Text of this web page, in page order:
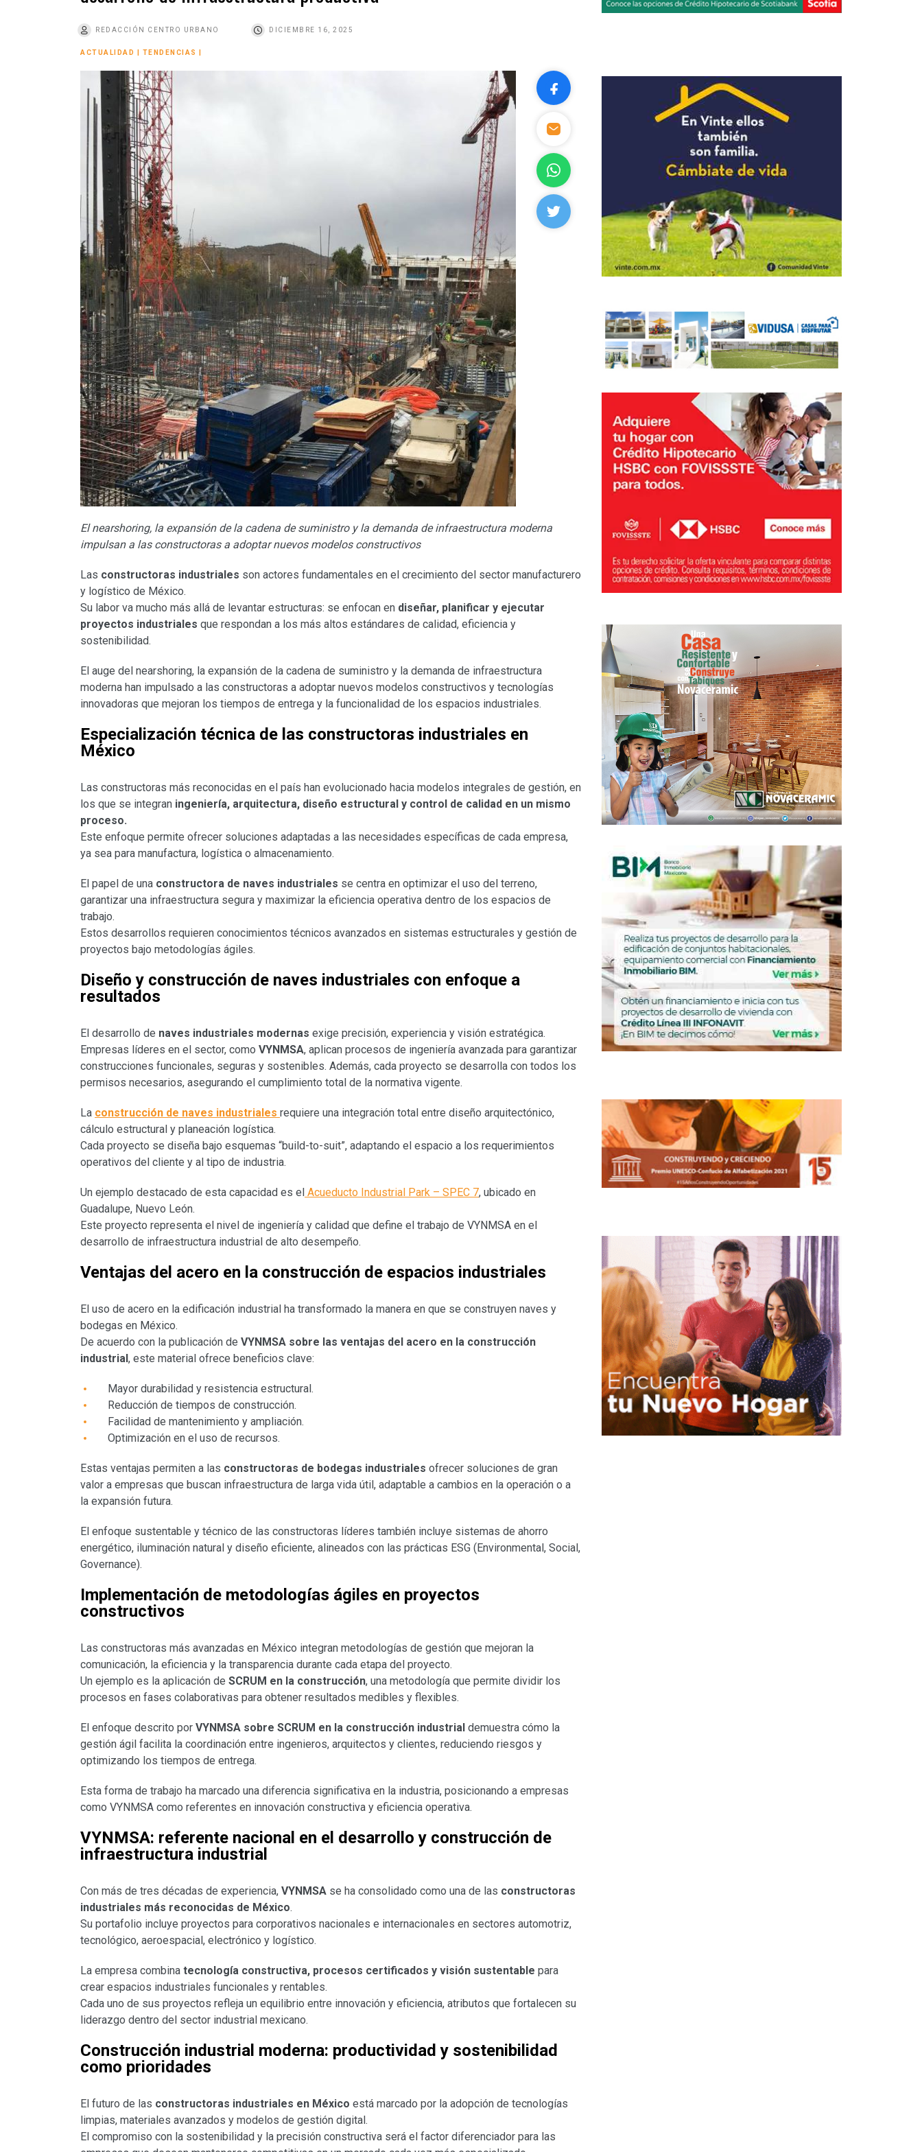
REDACCIÓN CENTRO URBANO DICIEMBRE 16, 2025
ACTUALIDAD TENDENCIAS
El nearshoring, la expansión de la cadena de suministro y la demanda de infraestructura moderna
impulsan a las constructoras a adoptar nuevos modelos constructivos
Las constructoras industriales son actores fundamentales en el crecimiento del sector manufacturero
y logístico de México.
Su labor va mucho más allá de levantar estructuras: se enfocan en diseñar, planificar y ejecutar
proyectos industriales que respondan a los más altos estándares de calidad, eficiencia y
sostenibilidad.
El auge del nearshoring, la expansión de la cadena de suministro y la demanda de infraestructura
moderna han impulsado a las constructoras a adoptar nuevos modelos constructivos y tecnologías
innovadoras que mejoran los tiempos de entrega y la funcionalidad de los espacios industriales.
Especialización técnica de las constructoras industriales en
México
Las constructoras más reconocidas en el país han evolucionado hacia modelos integrales de gestión, en
los que se integran ingeniería, arquitectura, diseño estructural y control de calidad en un mismo
proceso.
Este enfoque permite ofrecer soluciones adaptadas a las necesidades específicas de cada empresa,
ya sea para manufactura, logística o almacenamiento.
El papel de una constructora de naves industriales se centra en optimizar el uso del terreno,
garantizar una infraestructura segura y maximizar la eficiencia operativa dentro de los espacios de
trabajo.
Estos desarrollos requieren conocimientos técnicos avanzados en sistemas estructurales y gestión de
proyectos bajo metodologías ágiles.
Diseño y construcción de naves industriales con enfoque a
resultados
El desarrollo de naves industriales modernas exige precisión, experiencia y visión estratégica.
Empresas líderes en el sector, como VYNMSA, aplican procesos de ingeniería avanzada para garantizar
construcciones funcionales, seguras y sostenibles. Además, cada proyecto se desarrolla con todos los
permisos necesarios, asegurando el cumplimiento total de la normativa vigente.
La construcción de naves industriales requiere una integración total entre diseño arquitectónico,
cálculo estructural y planeación logística.
Cada proyecto se diseña bajo esquemas “build-to-suit”, adaptando el espacio a los requerimientos
operativos del cliente y al tipo de industria.
Un ejemplo destacado de esta capacidad es el Acueducto Industrial Park – SPEC 7, ubicado en
Guadalupe, Nuevo León.
Este proyecto representa el nivel de ingeniería y calidad que define el trabajo de VYNMSA en el
desarrollo de infraestructura industrial de alto desempeño.
Ventajas del acero en la construcción de espacios industriales
El uso de acero en la edificación industrial ha transformado la manera en que se construyen naves y
bodegas en México.
De acuerdo con la publicación de VYNMSA sobre las ventajas del acero en la construcción
industrial , este material ofrece beneficios clave:
Mayor durabilidad y resistencia estructural.
Reducción de tiempos de construcción.
Facilidad de mantenimiento y ampliación.
Optimización en el uso de recursos.
Estas ventajas permiten a las constructoras de bodegas industriales ofrecer soluciones de gran
valor a empresas que buscan infraestructura de larga vida útil, adaptable a cambios en la operación o a
la expansión futura.
El enfoque sustentable y técnico de las constructoras líderes también incluye sistemas de ahorro
energético, iluminación natural y diseño eficiente, alineados con las prácticas ESG (Environmental, Social,
Governance).
Implementación de metodologías ágiles en proyectos
constructivos
Las constructoras más avanzadas en México integran metodologías de gestión que mejoran la
comunicación, la eficiencia y la transparencia durante cada etapa del proyecto.
Un ejemplo es la aplicación de SCRUM en la construcción, una metodología que permite dividir los
procesos en fases colaborativas para obtener resultados medibles y flexibles.
El enfoque descrito por VYNMSA sobre SCRUM en la construcción industrial demuestra cómo la
gestión ágil facilita la coordinación entre ingenieros, arquitectos y clientes, reduciendo riesgos y
optimizando los tiempos de entrega.
Esta forma de trabajo ha marcado una diferencia significativa en la industria, posicionando a empresas
como VYNMSA como referentes en innovación constructiva y eficiencia operativa.
VYNMSA: referente nacional en el desarrollo y construcción de
infraestructura industrial
Con más de tres décadas de experiencia, VYNMSA se ha consolidado como una de las constructoras
industriales más reconocidas de México.
Su portafolio incluye proyectos para corporativos nacionales e internacionales en sectores automotriz,
tecnológico, aeroespacial, electrónico y logístico.
La empresa combina tecnología constructiva, procesos certificados y visión sustentable para
crear espacios industriales funcionales y rentables.
Cada uno de sus proyectos refleja un equilibrio entre innovación y eficiencia, atributos que fortalecen su
liderazgo dentro del sector industrial mexicano.
Construcción industrial moderna: productividad y sostenibilidad
como prioridades
El futuro de las constructoras industriales en México está marcado por la adopción de tecnologías
limpias, materiales avanzados y modelos de gestión digital.
El compromiso con la sostenibilidad y la precisión constructiva será el factor diferenciador para las